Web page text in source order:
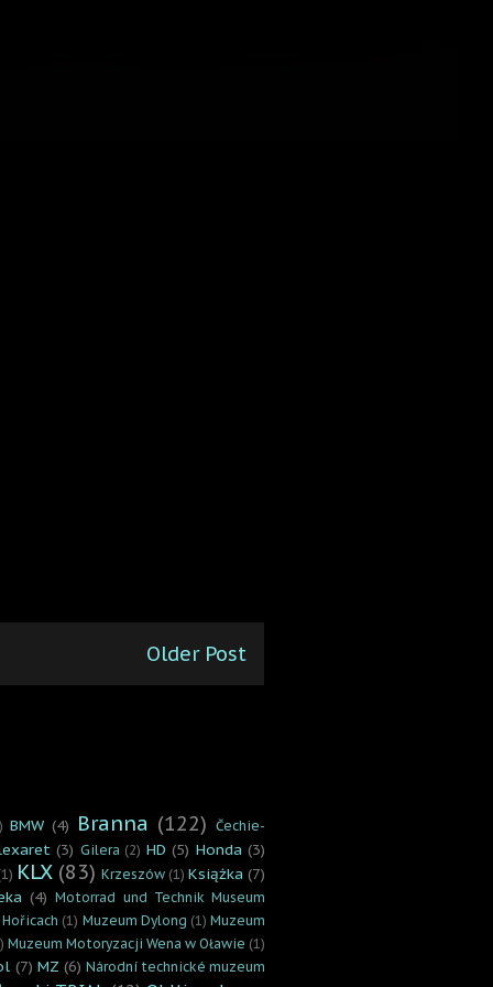
Older Post
BMW (4) Branna (122) Čechie-
(3) Gilera (2) HD (5) Honda (3)
KLX (83) Krzeszów (1) Książka (7)
(4) Motorrad und Technik Museum
(1) Muzeum Dylong (1) Muzeum
Muzeum Motoryzacji Wena w Oławie (1)
(7) MZ (6) Národní technické muzeum